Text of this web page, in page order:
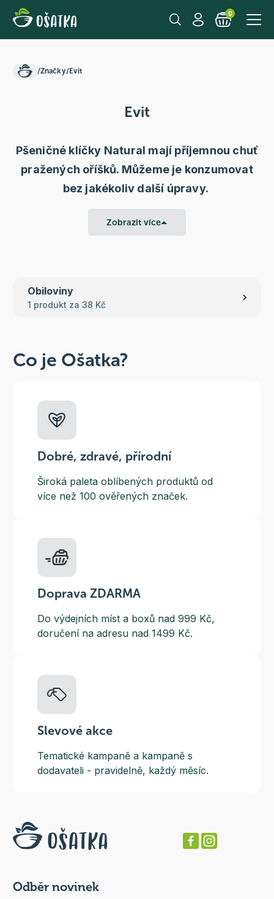
0
/Značky/Evit
Evit
Pšeničné klíčky Natural mají příjemnou chuť
pražených oříšků. Můžeme je konzumovat
bez jakékoliv další úpravy.
Zobrazit více
Obiloviny
1 produkt za 38 Kč
Co je Ošatka?
Dobré, zdravé, přírodní
Široká paleta oblíbených produktů od
více než 100 ověřených značek.
Doprava ZDARMA
Do výdejních míst a boxů nad 999 Kč,
doručení na adresu nad 1499 Kč.
Slevové akce
Tematické kampaně a kampaně s
dodavateli - pravidelně, každý měsíc.
Odběr novinek